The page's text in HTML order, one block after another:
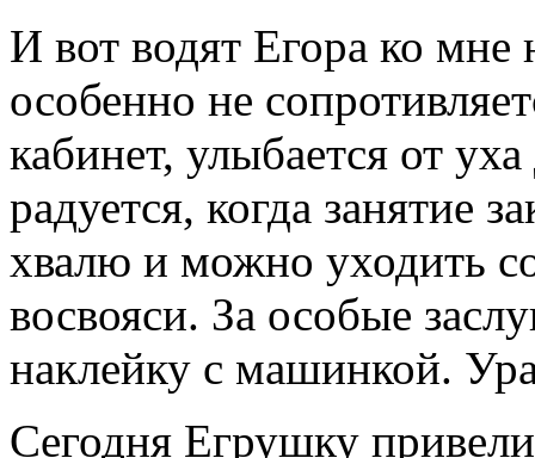
И вот водят Егора ко мне
особенно не
кабинет, улыбается от
радуется, когда занятие
хвалю и можно уходить
восвояси. За особые
наклейку с машинкой.
Сегодня Егрушку